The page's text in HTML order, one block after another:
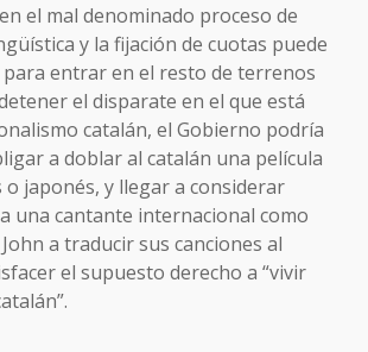
el mal denominado proceso de
y la fijación de cuotas puede
entrar en el resto de terrenos
el disparate en el que está
catalán, el Gobierno podría
a doblar al catalán una película
o japonés, y llegar a considerar
una cantante internacional como
a traducir sus canciones al
el supuesto derecho a “vivir